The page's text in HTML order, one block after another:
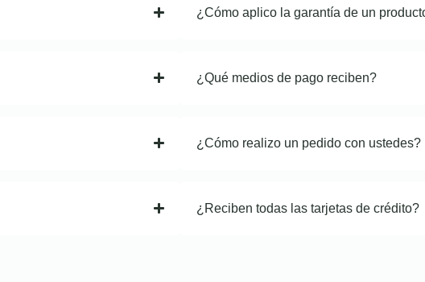
¿Cómo aplico la garantía de un
¿Qué medios de pago reciben?
¿Cómo realizo un pedido con ustedes?
¿Reciben todas las tarjetas de crédito?